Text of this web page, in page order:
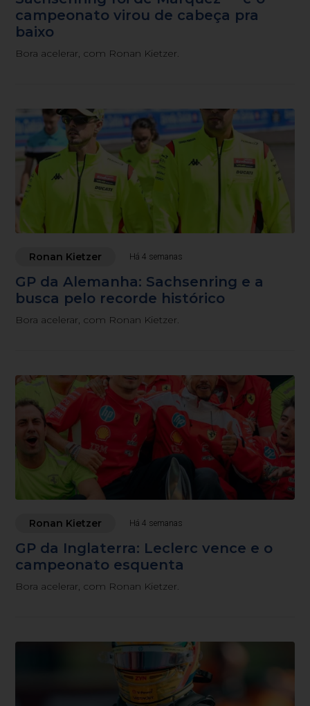
campeonato virou de cabeça pra
baixo
Bora acelerar, com Ronan Kietzer.
Ronan Kietzer Há 4 semanas
GP da Alemanha: Sachsenring e a
busca pelo recorde histórico
Bora acelerar, com Ronan Kietzer.
Ronan Kietzer Há 4 semanas
GP da Inglaterra: Leclerc vence e o
campeonato esquenta
Bora acelerar, com Ronan Kietzer.